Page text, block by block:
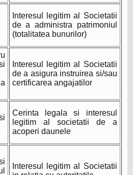
Interesul legitim al Societatii
de a administra patrimoniul
(totalitatea bunurilor)
Interesul legitim al Societatii
de a asigura instruirea si/sau
certificarea angajatilor
Cerinta legala si interesul
legitim al societatii de a
acoperi daunele
Interesul legitim al Societatii